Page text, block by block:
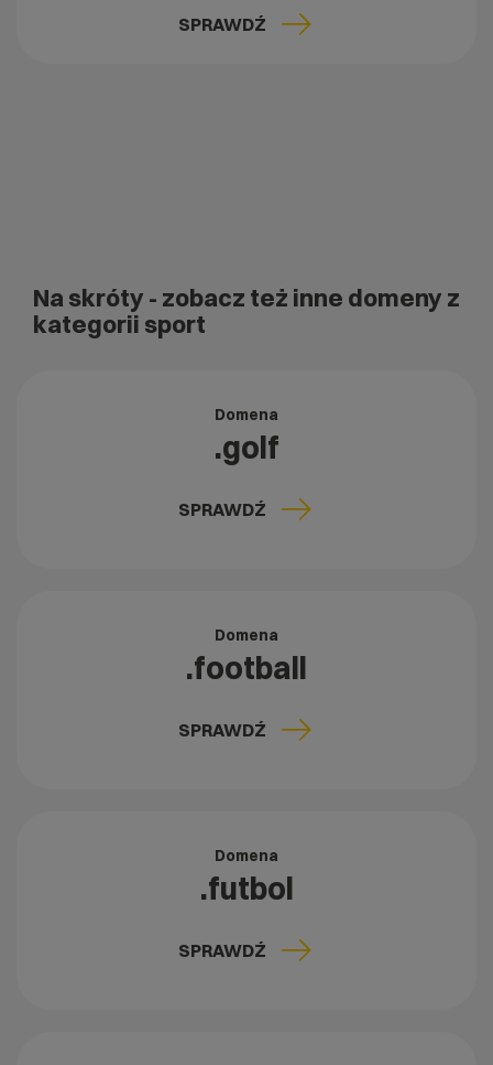
SPRAWDŹ
Na skróty - zobacz też inne domeny z
kategorii sport
Domena
.golf
SPRAWDŹ
Domena
.football
SPRAWDŹ
Domena
.futbol
SPRAWDŹ